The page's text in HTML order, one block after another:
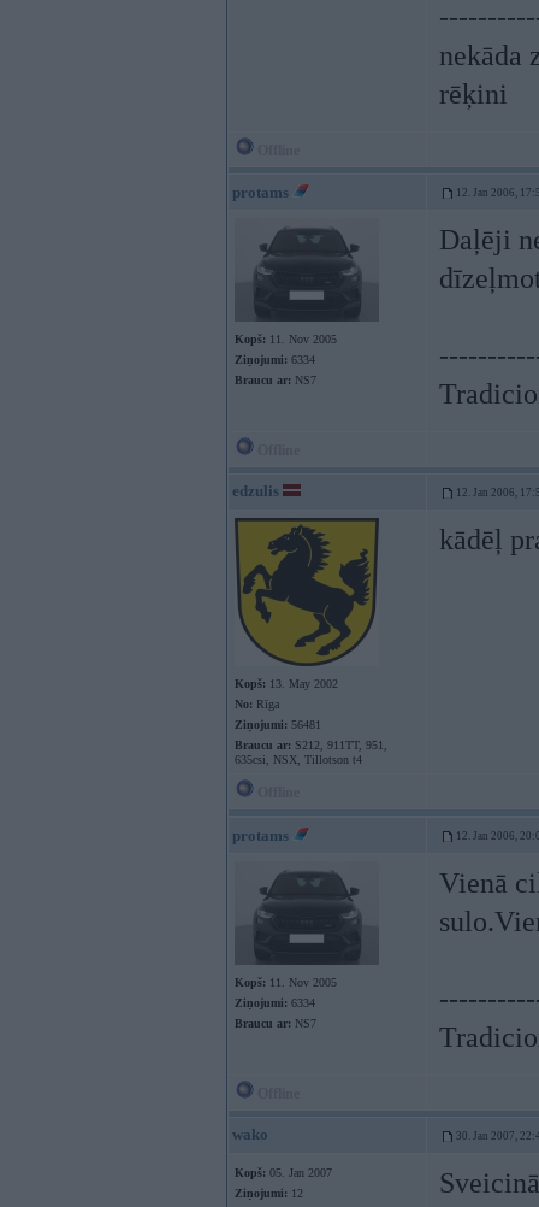
nekāda
rēķini
protams 12. Jan 2006,
Kopš: 11. Nov 2005
Ziņojumi: 6334
Braucu ar: NS7
Daļēji
edzulis 12. Jan 2006,
Kopš: 13. May 2002
No: Rīga
Ziņojumi: 56481
Braucu ar: S212, 911TT, 951,
635csi, NSX, Tillotson t4
kādēļ
protams 12. Jan 2006,
Kopš: 11. Nov 2005
Ziņojumi: 6334
Braucu ar: NS7
Vienā
wako 30. Jan 2007,
Kopš: 05. Jan 2007
Ziņojumi: 12